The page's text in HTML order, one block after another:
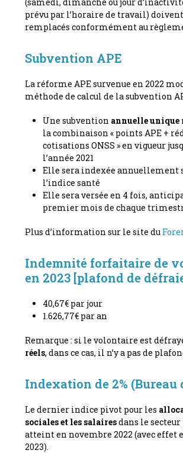
prévu par l’horaire de travail)
remplacés conformément au
Subvention APE
La réforme APE survenue en 2022
méthode de calcul de la subvention
Une subvention annuelle unique
la combinaison « points APE +
cotisations ONSS » en vigueur
l’année 2021
Elle sera indexée annuellement
l’indice santé
Elle sera versée en 4 fois,
premier mois de chaque
Plus d’information sur le site du
Indemnité forfaitaire de
en 2023 [plafond de
40,67€ par jour
1.626,77€ par an
Remarque : si le volontaire est
réels, dans ce cas, il n’y a pas de
Indexation de 2% (Bureau
Le dernier indice pivot pour les
sociales et les salairesdans le
atteint en novembre 2022 (avec effet
2023).